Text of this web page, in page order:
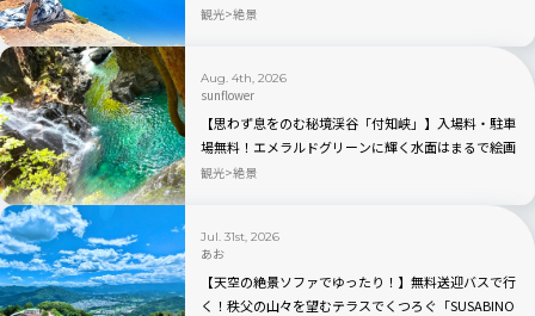
と言われるナヴァイオビーチ観光のベストの時間帯
観光 絶景
Aug. 4th, 2026
sunflower
【思わず息をのむ秘境渓谷「付知峡」】入場料・駐車
場無料！エメラルドグリーンに輝く水面はまるで絵画
のよう｜岐阜県中津川市
観光 絶景
Jul. 31st, 2026
あお
【天空の絶景ソファでゆったり！】無料送迎バスで行
く！秩父の山々を望むテラスでくつろぐ「SUSABINO